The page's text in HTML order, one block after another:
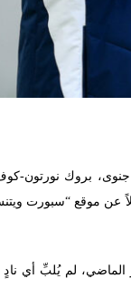
جنوى، بروك نورتون-
عن موقع “سبورت
لم يُلبِّ أي